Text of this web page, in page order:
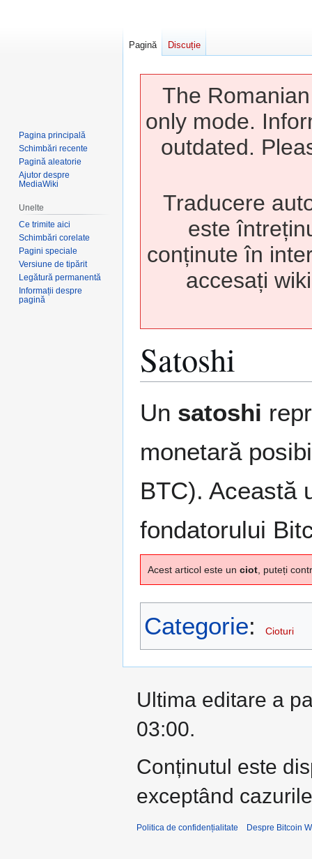
The
only mode.
outdated.
Traducere
este
conținute în
accesați
Satoshi
la
la
Un satoshi
monetară
BTC). Această
fondatorului
Acest articol este un ciot , puteți
Categorie: Cioturi
Pagină Discuție
Pagina principală
Schimbări recente
Pagină aleatorie
Ajutor despre
MediaWiki
Unelte
Ce trimite aici
Schimbări corelate
Pagini speciale
Versiune de tipărit
Legătură permanentă
Informații despre
pagină
Ultima editare a
03:00.
Conținutul este
exceptând
Politica de confidențialitate Despre Bitcoin